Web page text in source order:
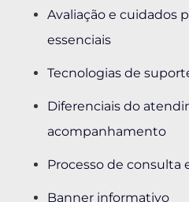
Avaliação e cuidados
essenciais
Tecnologias de
Diferenciais do
acompanhamento
Processo de consulta
Banner informativo